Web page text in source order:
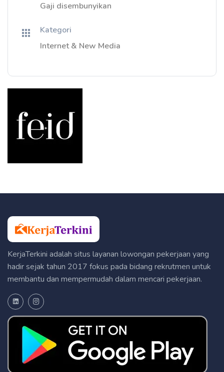
Gaji disembunyikan
Kategori
Internet & New Media
KerjaTerkini adalah situs layanan lowongan pekerjaan yang
hadir sejak tahun 2017 fokus pada bidang rekrutmen untuk
membantu dan mempermudah dalam mencari pekerjaan.